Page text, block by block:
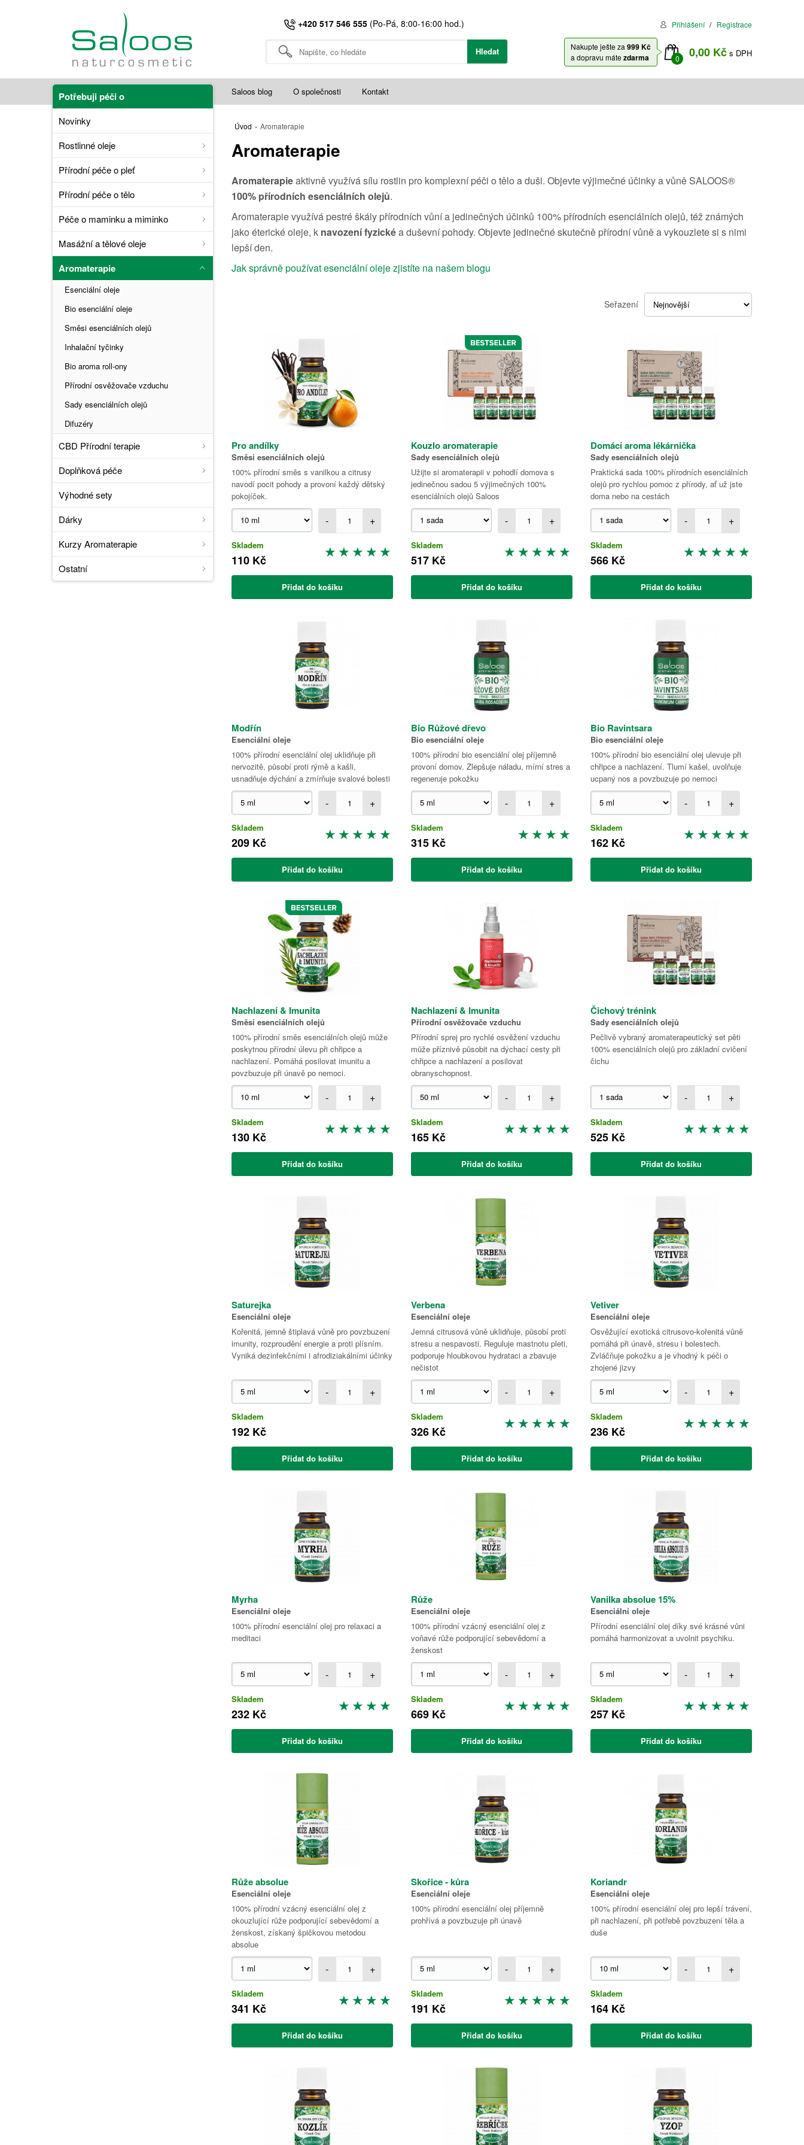
+420 517 546 555(Po-Pá, 8:00-16:00 hod.) Přihlášení Registrace
Hledat
0 0,00 Kč s DPH
Nakupte ješte za 999 Kč
a dopravu mátezdarma
Saloos blog O společnosti Kontakt
Potřebuji péči o
Novinky
Rostlinné oleje
Přírodní péče o pleť
Přírodní péče o tělo
Péče o maminku a miminko
Masážní a tělové oleje
Aromaterapie
Esenciální oleje
Bio esenciální oleje
Směsi esenciálních olejů
Inhalační tyčinky
Bio aroma roll-ony
Přírodní osvěžovače vzduchu
Sady esenciálních olejů
Difuzéry
CBD Přírodní terapie
Doplňková péče
Výhodné sety
Dárky
Kurzy Aromaterapie
Ostatní
Úvod - Aromaterapie
Aromaterapie
Aromaterapieaktivně využívá sílu rostlin pro komplexní péči o tělo a duši. Objevte výjimečné účinky a vůně SALOOS®
100% přírodních esenciálních olejů.
Aromaterapie využívá pestré škály přírodních vůní a jedinečných účinků 100% přírodních esenciálních olejů, též známých
jako éterické oleje, k navození fyzickéa duševní pohody. Objevte jedinečné skutečně přírodní vůně a vykouzlete si s nimi
lepší den.
Jak správně používat esenciální oleje zjistíte na našem blogu
Seřazení
Pro andílky
Směsi esenciálních olejů
100% přírodní směs s vanilkou a citrusy
navodí pocit pohody a provoní každý dětský
pokojíček.
- +
Skladem
110 Kč
Přidat do košíku
Kouzlo aromaterapie
Sady esenciálních olejů
Užijte si aromaterapii v pohodlí domova s
jedinečnou sadou 5 výjimečných 100%
esenciálních olejů Saloos
- +
Skladem
517 Kč
Přidat do košíku
Domácí aroma lékárnička
Sady esenciálních olejů
Praktická sada 100% přírodních esenciálních
olejů pro rychlou pomoc z přírody, ať už jste
doma nebo na cestách
- +
Skladem
566 Kč
Přidat do košíku
Modřín
Esenciální oleje
100% přírodní esenciální olej uklidňuje při
nervozitě, působí proti rýmě a kašli,
usnadňuje dýchání a zmírňuje svalové bolesti
- +
Skladem
209 Kč
Přidat do košíku
Bio Růžové dřevo
Bio esenciální oleje
100% přírodní bio esenciální olej příjemně
provoní domov. Zlepšuje náladu, mírní stres a
regeneruje pokožku
- +
Skladem
315 Kč
Přidat do košíku
Bio Ravintsara
Bio esenciální oleje
100% přírodní bio esenciální olej ulevuje při
chřipce a nachlazení. Tlumí kašel, uvolňuje
ucpaný nos a povzbuzuje po nemoci
- +
Skladem
162 Kč
Přidat do košíku
Nachlazení & Imunita
Směsi esenciálních olejů
100% přírodní směs esenciálních olejů může
poskytnou přírodní úlevu při chřipce a
nachlazení. Pomáhá posilovat imunitu a
povzbuzuje při únavě po nemoci.
- +
Skladem
130 Kč
Přidat do košíku
Nachlazení & Imunita
Přírodní osvěžovače vzduchu
Přírodní sprej pro rychlé osvěžení vzduchu
může příznivě působit na dýchací cesty při
chřipce a nachlazení a posilovat
obranyschopnost.
- +
Skladem
165 Kč
Přidat do košíku
Čichový trénink
Sady esenciálních olejů
Pečlivě vybraný aromaterapeutický set pěti
100% esenciálních olejů pro základní cvičení
čichu
- +
Skladem
525 Kč
Přidat do košíku
Saturejka
Esenciální oleje
Kořenitá, jemně štiplavá vůně pro povzbuzení
imunity, rozproudění energie a proti plísním.
Vyniká dezinfekčními i afrodiziakálními účinky
- +
Skladem
192 Kč
Přidat do košíku
Verbena
Esenciální oleje
Jemná citrusová vůně uklidňuje, působí proti
stresu a nespavosti. Reguluje mastnotu pleti,
podporuje hloubkovou hydrataci a zbavuje
nečistot
- +
Skladem
326 Kč
Přidat do košíku
Vetiver
Esenciální oleje
Osvěžující exotická citrusovo-kořenitá vůně
pomáhá při únavě, stresu i bolestech.
Zvláčňuje pokožku a je vhodný k péči o
zhojené jizvy
- +
Skladem
236 Kč
Přidat do košíku
Myrha
Esenciální oleje
100% přírodní esenciální olej pro relaxaci a
meditaci
- +
Skladem
232 Kč
Přidat do košíku
Růže
Esenciální oleje
100% přírodní vzácný esenciální olej z
voňavé růže podporující sebevědomí a
ženskost
- +
Skladem
669 Kč
Přidat do košíku
Vanilka absolue 15%
Esenciální oleje
Přírodní esenciální olej díky své krásné vůni
pomáhá harmonizovat a uvolnit psychiku.
- +
Skladem
257 Kč
Přidat do košíku
Růže absolue
Esenciální oleje
100% přírodní vzácný esenciální olej z
okouzlující růže podporující sebevědomí a
ženskost, získaný špičkovou metodou
absolue
- +
Skladem
341 Kč
Přidat do košíku
Skořice - kůra
Esenciální oleje
100% přírodní esenciální olej příjemně
prohřívá a povzbuzuje při únavě
- +
Skladem
191 Kč
Přidat do košíku
Koriandr
Esenciální oleje
100% přírodní esenciální olej pro lepší trávení,
při nachlazení, při potřebě povzbuzení těla a
duše
- +
Skladem
164 Kč
Přidat do košíku